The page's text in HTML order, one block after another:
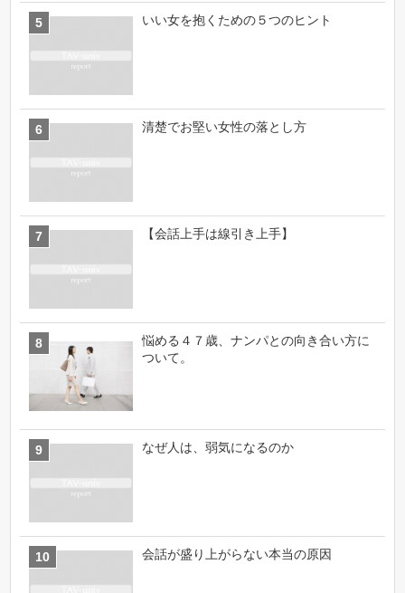
いい女を抱くための５つのヒント
清楚でお堅い女性の落とし方
【会話上手は線引き上手】
悩める４７歳、ナンパとの向き合い方に
ついて。
なぜ人は、弱気になるのか
会話が盛り上がらない本当の原因